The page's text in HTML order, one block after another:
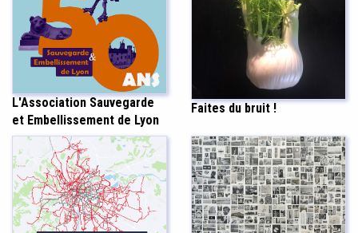
L'Association Sauvegarde
et Embellissement de Lyon
Faites du bruit !